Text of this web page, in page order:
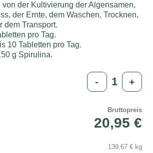
von der Kultivierung der Algensamen,
der Ernte, dem Waschen, Trocknen,
dem Transport.
pro Tag.
10 Tabletten pro Tag.
g Spirulina.
- +
Bruttopreis
20,95 €
139,67 € kg